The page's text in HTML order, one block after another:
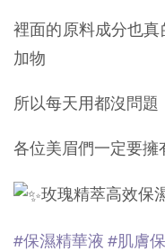
裡面的原料成分也
加物
所以每天用都沒問題
各位美眉們一定要擁
玫瑰精萃高效保
#保濕精華液 #肌膚